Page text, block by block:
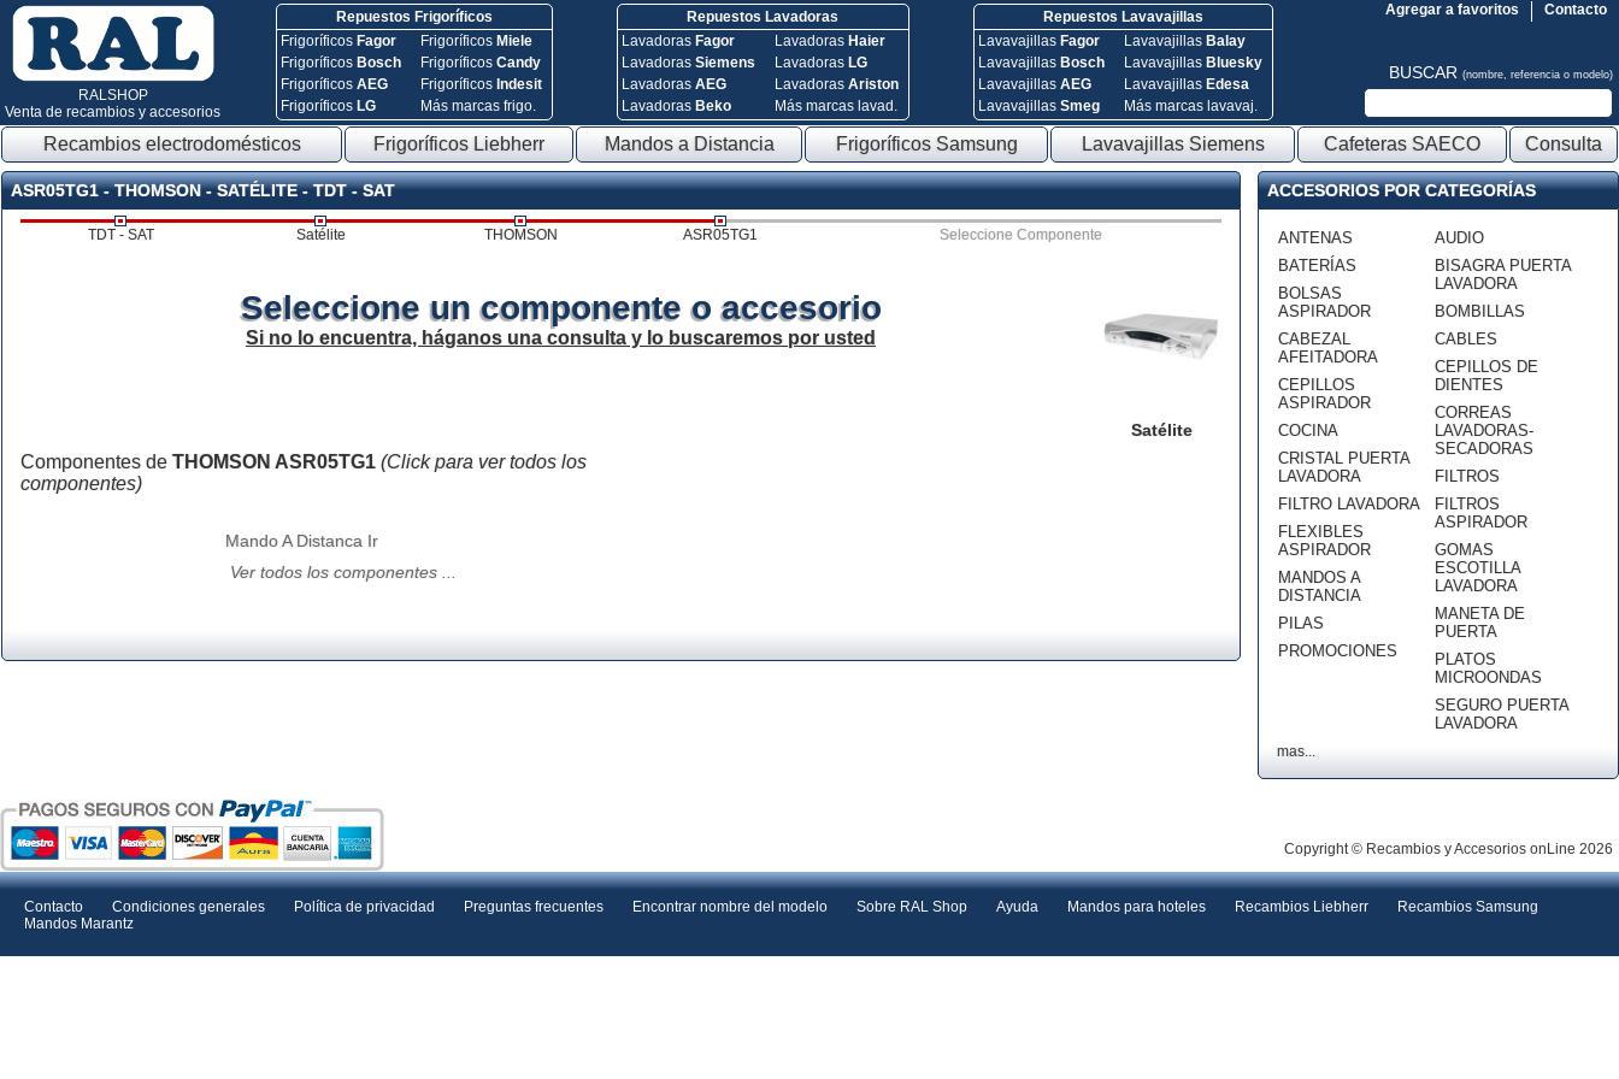
RALSHOP
Venta de recambios y accesorios
Repuestos Frigoríficos
Frigoríficos Fagor
Frigoríficos Bosch
FrigoríficosAEG
Frigoríficos LG
Frigoríficos Miele
FrigoríficosCandy
Frigoríficos Indesit
Más marcas frigo.
Repuestos Lavadoras
Lavadoras Fagor
Lavadoras Siemens
Lavadoras AEG
Lavadoras Beko
Lavadoras Haier
Lavadoras LG
Lavadoras Ariston
Más marcas lavad.
Repuestos Lavavajillas
Lavavajillas Fagor
Lavavajillas Bosch
Lavavajillas AEG
Lavavajillas Smeg
Lavavajillas Balay
Lavavajillas Bluesky
Lavavajillas Edesa
Más marcas lavavaj.
Contacto
Agregar a favoritos
BUSCAR (nombre, referencia o modelo)
Recambios electrodomésticos Frigoríficos Liebherr Mandos a Distancia Frigoríficos Samsung Lavavajillas Siemens Cafeteras SAECO Consulta
ASR05TG1 - THOMSON - SATÉLITE - TDT - SAT
TDT - SAT Satélite THOMSON ASR05TG1 Seleccione Componente
Satélite
Seleccione un componente o accesorio
Si no lo encuentra, háganos una consulta y lo buscaremos por usted
Componentes de THOMSON ASR05TG1 (Click para ver todos los
componentes)
Mando A Distanca Ir
Ver todos los componentes ...
ACCESORIOS POR CATEGORÍAS
ANTENAS
BATERÍAS
BOLSAS
ASPIRADOR
CABEZAL
AFEITADORA
CEPILLOS
ASPIRADOR
COCINA
CRISTAL PUERTA
LAVADORA
FILTRO LAVADORA
FLEXIBLES
ASPIRADOR
MANDOS A
DISTANCIA
PILAS
PROMOCIONES
AUDIO
BISAGRA PUERTA
LAVADORA
BOMBILLAS
CABLES
CEPILLOS DE
DIENTES
CORREAS
LAVADORAS-
SECADORAS
FILTROS
FILTROS
ASPIRADOR
GOMAS
ESCOTILLA
LAVADORA
MANETA DE
PUERTA
PLATOS
MICROONDAS
SEGURO PUERTA
LAVADORA
mas...
Copyright © Recambios y Accesorios onLine 2026
Contacto Condiciones generales Política de privacidad Preguntas frecuentes Encontrar nombre del modelo Sobre RAL Shop Ayuda Mandos para hoteles Recambios Liebherr
Recambios Samsung
Mandos Marantz